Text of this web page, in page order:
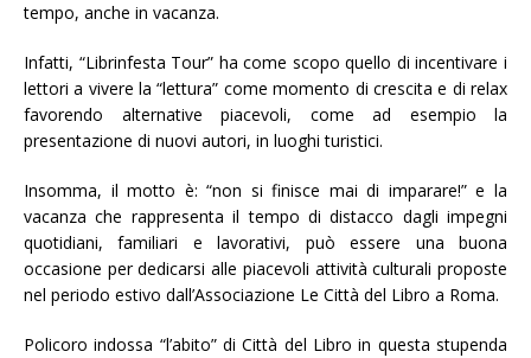
tempo, anche in vacanza.
Infatti, “Librinfesta Tour” ha come scopo quello di incentivare i
lettori a vivere la “lettura” come momento di crescita e di relax
favorendo alternative piacevoli, come ad esempio la
presentazione di nuovi autori, in luoghi turistici.
Insomma, il motto è: “non si finisce mai di imparare!” e la
vacanza che rappresenta il tempo di distacco dagli impegni
quotidiani, familiari e lavorativi, può essere una buona
occasione per dedicarsi alle piacevoli attività culturali proposte
nel periodo estivo dall’Associazione Le Città del Libro a Roma.
Policoro indossa “l’abito” di Città del Libro in questa stupenda